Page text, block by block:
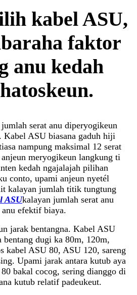
kabel ASU,
faktor
anu kedah
serat anu diperyogikeun
Kabel ASU biasana gaduh hiji
nampung maksimal 12 serat
meryogikeun langkung ti
kedah ngajalajah pilihan
conto, upami anjeun nyetél
kalayan jumlah titik tungtung
ASUkalayan jumlah serat anu
anu efektif biaya.
jarak bentangna. Kabel ASU
bentang dugi ka 80m, 120m,
kabel ASU 80, ASU 120, sareng
Upami jarak antara kutub aya
bakal cocog, sering dianggo di
kutub relatif padeukeut.